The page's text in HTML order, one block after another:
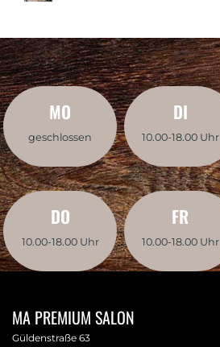
MO
geschlossen
DI
10.00-18.00 Uhr
DO
10.00-18.00 Uhr
FR
10.00-18.00 Uhr
MA PREMIUM SALON
Güldenstraße 63